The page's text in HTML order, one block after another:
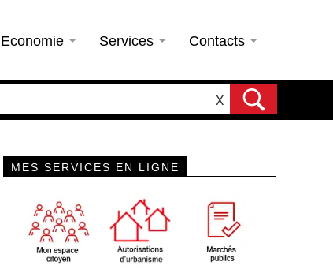
Economie Services Contacts
X
MES SERVICES EN LIGNE